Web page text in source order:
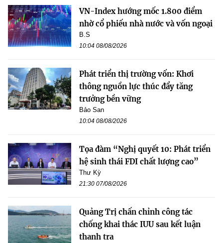
VN-Index hướng mốc 1.800 điểm
nhờ cổ phiếu nhà nước và vốn ngoại
B.S
10:04 08/08/2026
Phát triển thị trường vốn: Khơi
thông nguồn lực thúc đẩy tăng
trưởng bền vững
Bảo San
10:04 08/08/2026
Tọa đàm “Nghị quyết 10: Phát triển
hệ sinh thái FDI chất lượng cao”
Thư Kỳ
21:30 07/08/2026
Quảng Trị chấn chỉnh công tác
chống khai thác IUU sau kết luận
thanh tra